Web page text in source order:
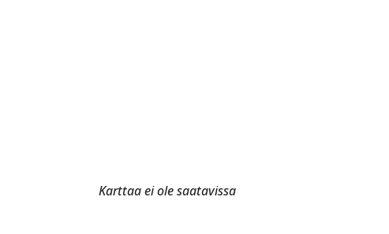
Karttaa ei ole saatavissa